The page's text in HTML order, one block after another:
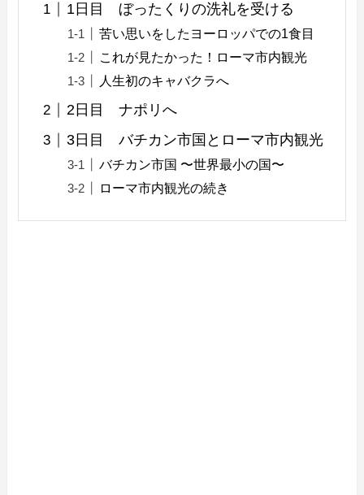
1日目 ぼったくりの洗礼を受ける
苦い思いをしたヨーロッパでの1食目
これが見たかった！ローマ市内観光
人生初のキャバクラへ
2日目 ナポリへ
3日目 バチカン市国とローマ市内観光
バチカン市国 〜世界最小の国〜
ローマ市内観光の続き